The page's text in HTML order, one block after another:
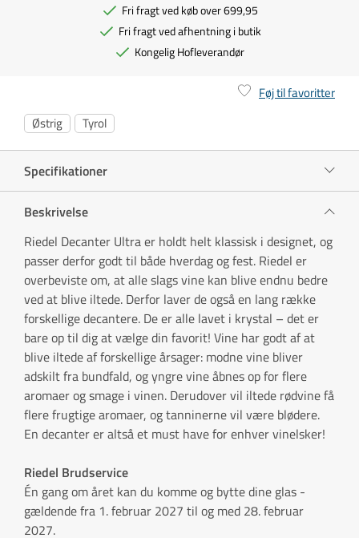
Fri fragt ved køb over 699,95
Fri fragt ved afhentning i butik
Kongelig Hofleverandør
Føj til favoritter
Østrig
Tyrol
Specifikationer
Beskrivelse
Riedel Decanter Ultra er holdt helt klassisk i designet, og
passer derfor godt til både hverdag og fest. Riedel er
overbeviste om, at alle slags vine kan blive endnu bedre
ved at blive iltede. Derfor laver de også en lang række
forskellige decantere. De er alle lavet i krystal – det er
bare op til dig at vælge din favorit! Vine har godt af at
blive iltede af forskellige årsager: modne vine bliver
adskilt fra bundfald, og yngre vine åbnes op for flere
aromaer og smage i vinen. Derudover vil iltede rødvine få
flere frugtige aromaer, og tanninerne vil være blødere.
En decanter er altså et must have for enhver vinelsker!
Riedel Brudservice
Én gang om året kan du komme og bytte dine glas -
gældende fra 1. februar 2027 til og med 28. februar
2027.